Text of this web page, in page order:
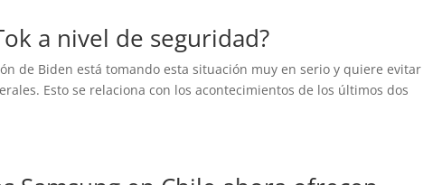
a nivel de seguridad?
de Biden está tomando esta situación muy en serio y quiere evitar
Esto se relaciona con los acontecimientos de los últimos dos